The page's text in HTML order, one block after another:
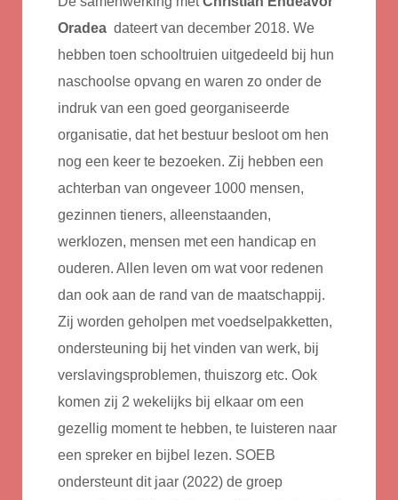
Oradea dateert van december 2018. We
hebben toen schooltruien uitgedeeld bij hun
naschoolse opvang en waren zo onder de
indruk van een goed georganiseerde
organisatie, dat het bestuur besloot om hen
nog een keer te bezoeken. Zij hebben een
achterban van ongeveer 1000 mensen,
gezinnen tieners, alleenstaanden,
werklozen, mensen met een handicap en
ouderen. Allen leven om wat voor redenen
dan ook aan de rand van de maatschappij.
Zij worden geholpen met voedselpakketten,
ondersteuning bij het vinden van werk, bij
verslavingsproblemen, thuiszorg etc. Ook
komen zij 2 wekelijks bij elkaar om een
gezellig moment te hebben, te luisteren naar
een spreker en bijbel lezen. SOEB
ondersteunt dit jaar (2022) de groep